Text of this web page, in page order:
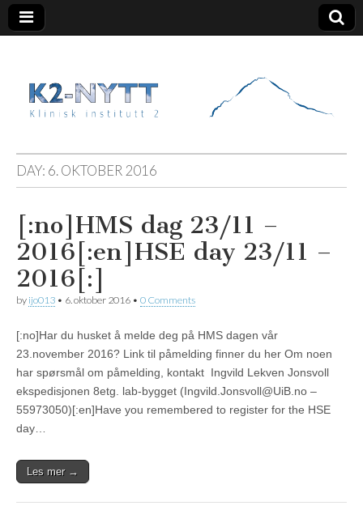
K2 Nytt
DAY: 6. OKTOBER 2016
[:no]HMS dag 23/11 –
2016[:en]HSE day 23/11 –
2016[:]
by ijo013 • 6. oktober 2016 • 0 Comments
[:no]Har du husket å melde deg på HMS dagen vår
23.november 2016? Link til påmelding finner du her Om noen
har spørsmål om påmelding, kontakt Ingvild Lekven Jonsvoll
ekspedisjonen 8etg. lab-bygget (Ingvild.Jonsvoll@UiB.no –
55973050)[:en]Have you remembered to register for the HSE
day…
Les mer →